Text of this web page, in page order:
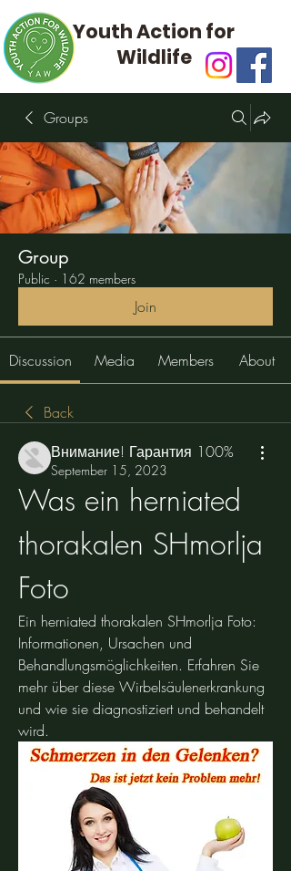
Youth Action for
Wildlife
Groups
Group
Public · 162 members
Join
Discussion Media Members About
Back
Внимание! Гарантия 100%
September 15, 2023
Was ein herniated
thorakalen SHmorlja
Foto
Ein herniated thorakalen SHmorlja Foto:
Informationen, Ursachen und
Behandlungsmöglichkeiten. Erfahren Sie
mehr über diese Wirbelsäulenerkrankung
und wie sie diagnostiziert und behandelt
wird.